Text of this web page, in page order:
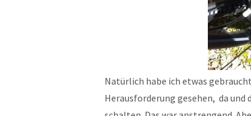
Natürlich habe ich etwas
Herausforderung gesehen, da